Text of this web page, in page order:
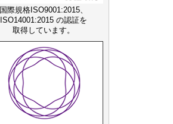
国際規格ISO9001:2015、
ISO14001:2015 の認証を
取得しています。